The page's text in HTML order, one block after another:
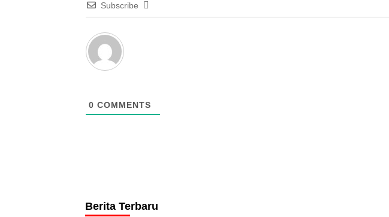
Subscribe
0 COMMENTS
Berita Terbaru